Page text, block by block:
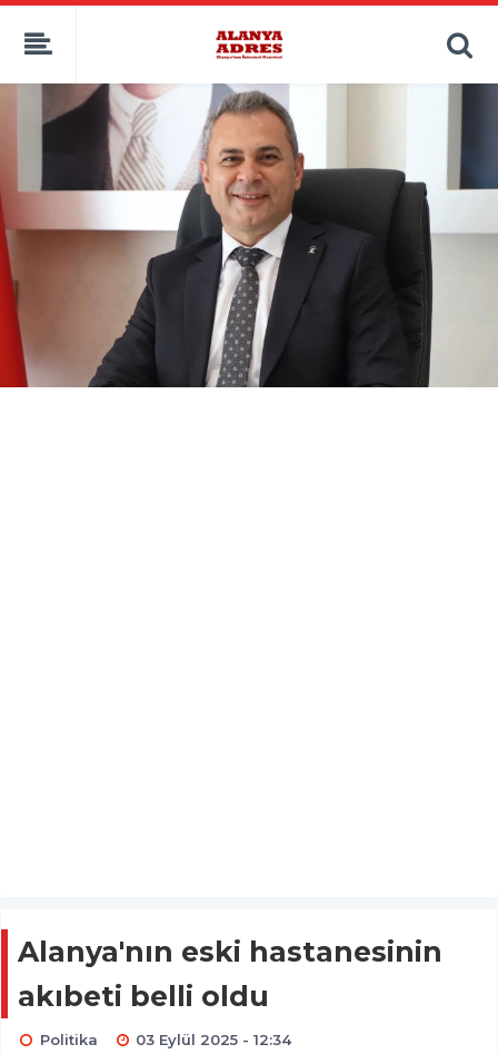
kaçak bahis
deneme bonusu
canlı bahis siteleri
deneme bonusu veren siteler
porno izle
Alanya'nın eski hastanesinin
akıbeti belli oldu
Politika 03 Eylül 2025 - 12:34